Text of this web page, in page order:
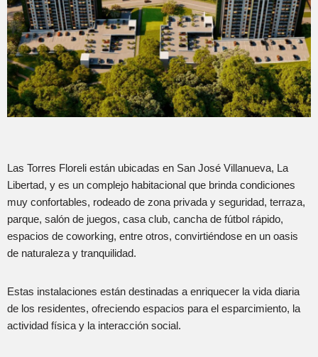
Las Torres Floreli están ubicadas en San José Villanueva, La
Libertad, y es un complejo habitacional que brinda condiciones
muy confortables, rodeado de zona privada y seguridad, terraza,
parque, salón de juegos, casa club, cancha de fútbol rápido,
espacios de coworking, entre otros, convirtiéndose en un oasis
de naturaleza y tranquilidad.
Estas instalaciones están destinadas a enriquecer la vida diaria
de los residentes, ofreciendo espacios para el esparcimiento, la
actividad física y la interacción social.